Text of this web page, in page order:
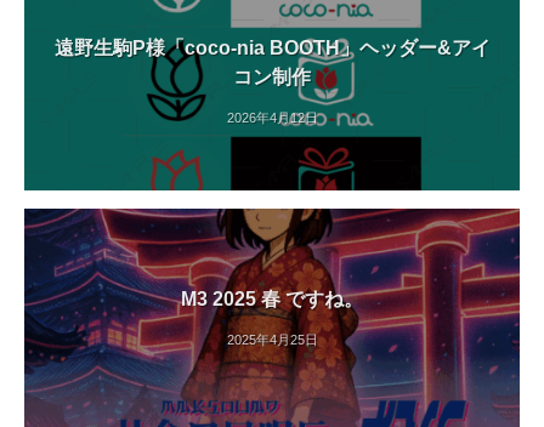
遠野生駒P様「coco-nia BOOTH」ヘッダー&アイ
コン制作
2026年4月12日
M3 2025 春 ですね。
2025年4月25日